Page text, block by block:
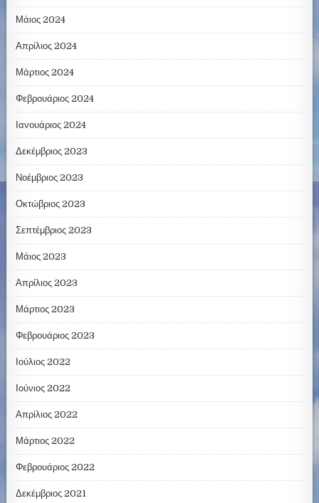
Μάιος 2024
Απρίλιος 2024
Μάρτιος 2024
Φεβρουάριος 2024
Ιανουάριος 2024
Δεκέμβριος 2023
Νοέμβριος 2023
Οκτώβριος 2023
Σεπτέμβριος 2023
Μάιος 2023
Απρίλιος 2023
Μάρτιος 2023
Φεβρουάριος 2023
Ιούλιος 2022
Ιούνιος 2022
Απρίλιος 2022
Μάρτιος 2022
Φεβρουάριος 2022
Δεκέμβριος 2021